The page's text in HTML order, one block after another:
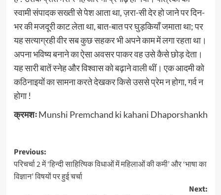
स्वामी संपादक सख्ती से पेश आता था, ज़रा-सी देर हो जाने पर दिन-
भर की मजदूरी काट लेता था, बात-बात पर घुड़कियाँ जमाता था; पर
यह सत्याग्रही वीर सब कुछ सहकर भी अपने काम में लगा रहता था।
अपना भविष्य बनाने का ऐसा अवसर पाकर वह उसे कैसे छोड़ देता।
यह सारी बातें स्नेह और विश्वास को बढ़ाने वाली थीं। एक आदमी को
कठिनाइयों का सामना करते देखकर किसे उससे प्रेम न होगा, गर्व न
होगा !
क्रमशःMunshi Premchand ki kahani Dhaporshankh
Post
navigation
Previous:
परिचर्चा 2 में ‘हिन्दी साहित्यिक विधाओं में महिलाओं की कमी’ और ‘भाषा का
विज्ञान’ विषयों पर हुई चर्चा
Next: